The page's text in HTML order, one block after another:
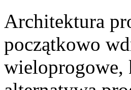
Architektura
początkowo
wieloprogowe,